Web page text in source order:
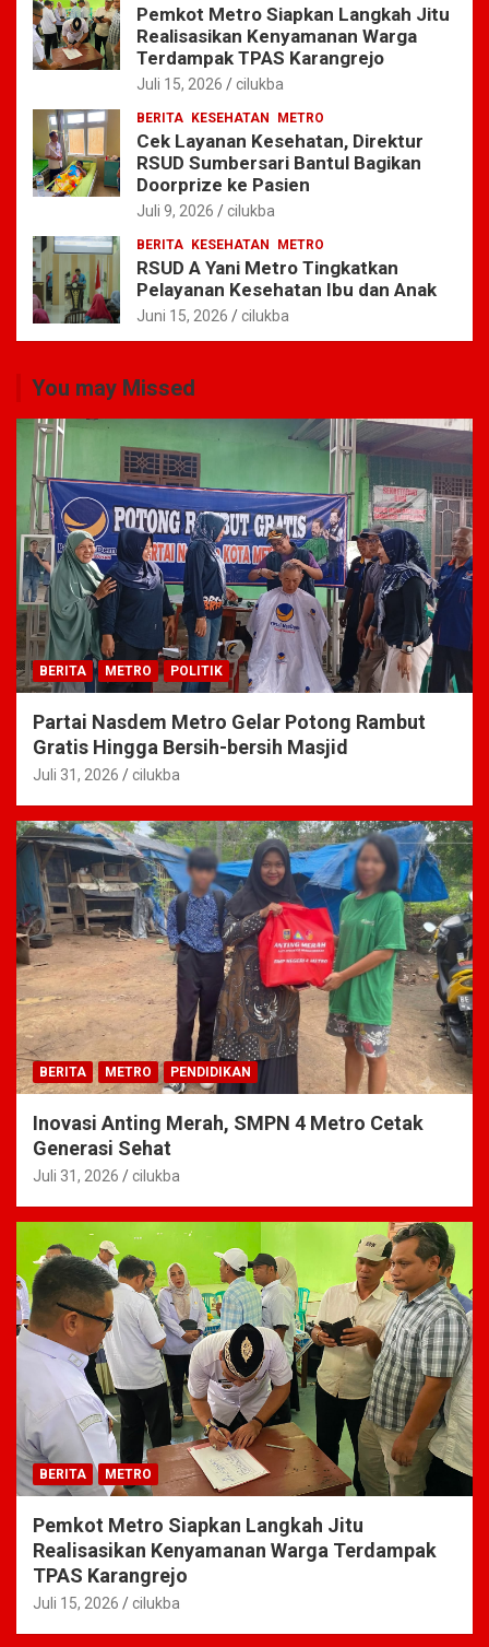
Pemkot Metro Siapkan Langkah Jitu
Realisasikan Kenyamanan Warga
Terdampak TPAS Karangrejo
Juli 15, 2026 cilukba
BERITA KESEHATAN METRO
Cek Layanan Kesehatan, Direktur
RSUD Sumbersari Bantul Bagikan
Doorprize ke Pasien
Juli 9, 2026 cilukba
BERITA KESEHATAN METRO
RSUD A Yani Metro Tingkatkan
Pelayanan Kesehatan Ibu dan Anak
Juni 15, 2026 cilukba
You may Missed
BERITA METRO POLITIK
Partai Nasdem Metro Gelar Potong Rambut
Gratis Hingga Bersih-bersih Masjid
Juli 31, 2026 cilukba
BERITA METRO PENDIDIKAN
Inovasi Anting Merah, SMPN 4 Metro Cetak
Generasi Sehat
Juli 31, 2026 cilukba
BERITA METRO
Pemkot Metro Siapkan Langkah Jitu
Realisasikan Kenyamanan Warga Terdampak
TPAS Karangrejo
Juli 15, 2026 cilukba